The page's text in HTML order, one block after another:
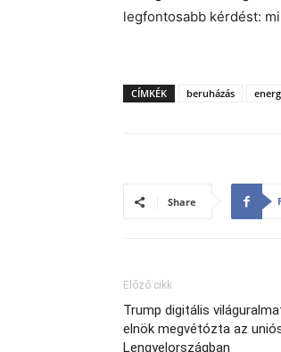
legfontosabb kérdést:
CÍMKÉK beruházás
Share
Előző cikk
Trump digitális
elnök megvétózta az
Lengyelországban